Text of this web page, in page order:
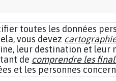
toutes les données
vous devez
leur destination et leur
de comprendre les
et les personnes